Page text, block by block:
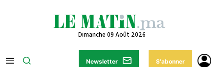
Dimanche 09 Août 2026
Newsletter S'abonner